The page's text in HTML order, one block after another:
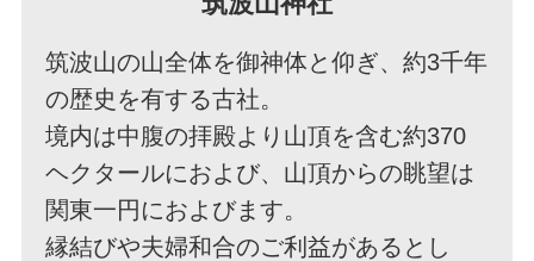
筑波山の山全体を御神体と仰ぎ、約3千年
の歴史を有する古社。
境内は中腹の拝殿より山頂を含む約370
ヘクタールにおよび、山頂からの眺望は
関東一円におよびます。
縁結びや夫婦和合のご利益があるとし